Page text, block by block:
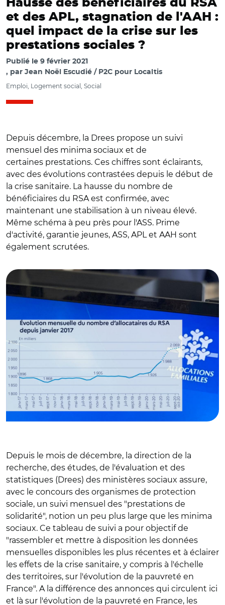
Hausse des bénéficiaires du RSA
et des APL, stagnation de l'AAH :
quel impact de la crise sur les
prestations sociales ?
Publié le 9 février 2021
par Jean Noël Escudié / P2C pour Localtis
Emploi, Logement social, Social
Depuis décembre, la Drees propose un suivi
mensuel des minima sociaux et de
certaines prestations. Ces chiffres sont éclairants,
avec des évolutions contrastées depuis le début de
la crise sanitaire. La hausse du nombre de
bénéficiaires du RSA est confirmée, avec
maintenant une stabilisation à un niveau élevé.
Même schéma à peu près pour l'ASS. Prime
d'activité, garantie jeunes, ASS, APL et AAH sont
également scrutées.
© • CNAF, fichiers Allstat FR6 et FR2, estimations DREES
Depuis le mois de décembre, la direction de la
recherche, des études, de l'évaluation et des
statistiques (Drees) des ministères sociaux assure,
avec le concours des organismes de protection
sociale, un suivi mensuel des "prestations de
solidarité", notion un peu plus large que les minima
sociaux. Ce tableau de suivi a pour objectif de
"rassembler et mettre à disposition les données
mensuelles disponibles les plus récentes et à éclairer
les effets de la crise sanitaire, y compris à l'échelle
des territoires, sur l'évolution de la pauvreté en
France". A la différence des annonces qui circulent ici
et là sur l'évolution de la pauvreté en France, les